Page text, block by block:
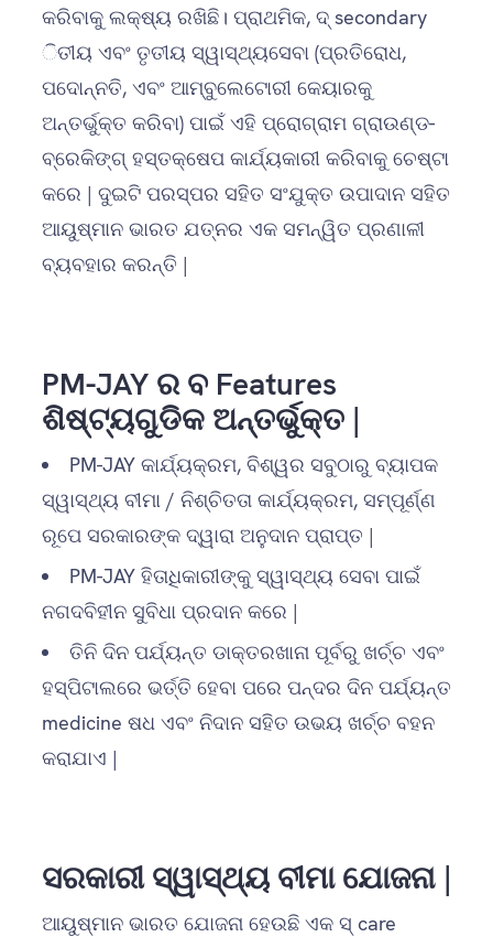
କରିବାକୁ ଲକ୍ଷ୍ୟ ରଖିଛି। ପ୍ରାଥମିକ, ଦ୍ secondary
ିତୀୟ ଏବଂ ତୃତୀୟ ସ୍ୱାସ୍ଥ୍ୟସେବା (ପ୍ରତିରୋଧ,
ପଦୋନ୍ନତି, ଏବଂ ଆମ୍ବୁଲେଟୋରୀ କେୟାରକୁ
ଅନ୍ତର୍ଭୁକ୍ତ କରିବା) ପାଇଁ ଏହି ପ୍ରୋଗ୍ରାମ ଗ୍ରାଉଣ୍ଡ-
ବ୍ରେକିଙ୍ଗ୍ ହସ୍ତକ୍ଷେପ କାର୍ଯ୍ୟକାରୀ କରିବାକୁ ଚେଷ୍ଟା
କରେ | ଦୁଇଟି ପରସ୍ପର ସହିତ ସଂଯୁକ୍ତ ଉପାଦାନ ସହିତ
ଆୟୁଷ୍ମାନ ଭାରତ ଯତ୍ନର ଏକ ସମନ୍ୱିତ ପ୍ରଣାଳୀ
ବ୍ୟବହାର କରନ୍ତି |
PM-JAY ର ବ Features
ଶିଷ୍ଟ୍ୟଗୁଡିକ ଅନ୍ତର୍ଭୁକ୍ତ |
PM-JAY କାର୍ଯ୍ୟକ୍ରମ, ବିଶ୍ୱର ସବୁଠାରୁ ବ୍ୟାପକ
ସ୍ୱାସ୍ଥ୍ୟ ବୀମା / ନିଶ୍ଚିତତା କାର୍ଯ୍ୟକ୍ରମ, ସମ୍ପୂର୍ଣ୍ଣ
ରୂପେ ସରକାରଙ୍କ ଦ୍ୱାରା ଅନୁଦାନ ପ୍ରାପ୍ତ |
PM-JAY ହିତାଧିକାରୀଙ୍କୁ ସ୍ୱାସ୍ଥ୍ୟ ସେବା ପାଇଁ
ନଗଦବିହୀନ ସୁବିଧା ପ୍ରଦାନ କରେ |
ତିନି ଦିନ ପର୍ଯ୍ୟନ୍ତ ଡାକ୍ତରଖାନା ପୂର୍ବରୁ ଖର୍ଚ୍ଚ ଏବଂ
ହସ୍ପିଟାଲରେ ଭର୍ତ୍ତି ହେବା ପରେ ପନ୍ଦର ଦିନ ପର୍ଯ୍ୟନ୍ତ
medicine ଷଧ ଏବଂ ନିଦାନ ସହିତ ଉଭୟ ଖର୍ଚ୍ଚ ବହନ
କରାଯାଏ |
ସରକାରୀ ସ୍ୱାସ୍ଥ୍ୟ ବୀମା ଯୋଜନା |
ଆୟୁଷ୍ମାନ ଭାରତ ଯୋଜନା ହେଉଛି ଏକ ସ୍ care